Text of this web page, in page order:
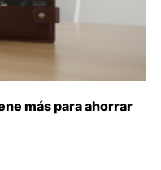
más para ahorrar